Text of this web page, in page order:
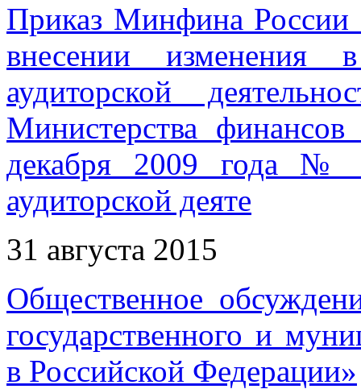
Приказ Минфина
внесении
аудиторской
Министерства
декабря 2009 года №
аудиторской деяте
31 августа 2015
Общественное
государственного и
в Российской Федерации»